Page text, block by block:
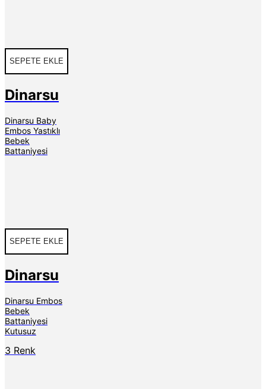
SEPETE EKLE
Dinarsu
Dinarsu Baby
Embos Yastıklı
Bebek
Battaniyesi
SEPETE EKLE
Dinarsu
Dinarsu Embos
Bebek
Battaniyesi
Kutusuz
3 Renk